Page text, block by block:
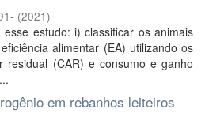
(2021)
estudo: i) classificar os animais
alimentar (EA) utilizando os
residual (CAR) e consumo e ganho
em rebanhos leiteiros